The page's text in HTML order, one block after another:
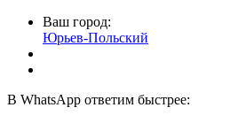
Ваш город:
Юрьев-Польский
В WhatsApp ответим быстрее: